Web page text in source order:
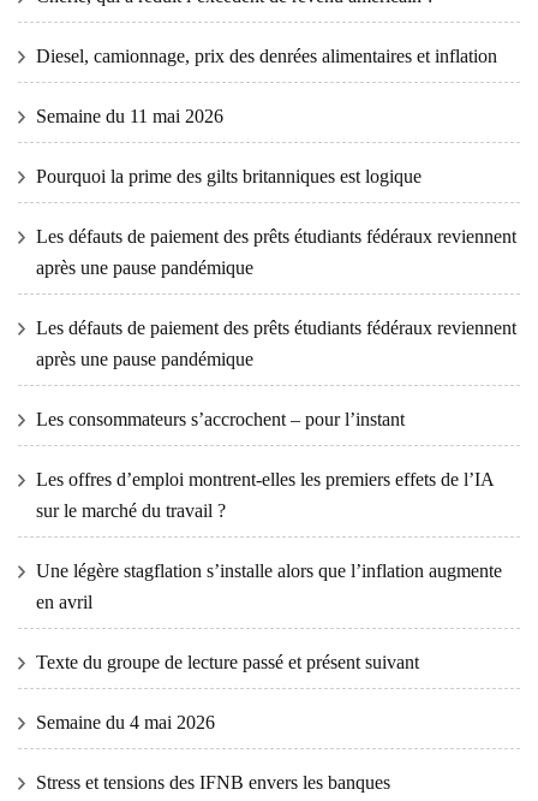
Diesel, camionnage, prix des denrées alimentaires et inflation
Semaine du 11 mai 2026
Pourquoi la prime des gilts britanniques est logique
Les défauts de paiement des prêts étudiants fédéraux reviennent
après une pause pandémique
Les défauts de paiement des prêts étudiants fédéraux reviennent
après une pause pandémique
Les consommateurs s’accrochent – ​​pour l’instant
Les offres d’emploi montrent-elles les premiers effets de l’IA
sur le marché du travail ?
Une légère stagflation s’installe alors que l’inflation augmente
en avril
Texte du groupe de lecture passé et présent suivant
Semaine du 4 mai 2026
Stress et tensions des IFNB envers les banques